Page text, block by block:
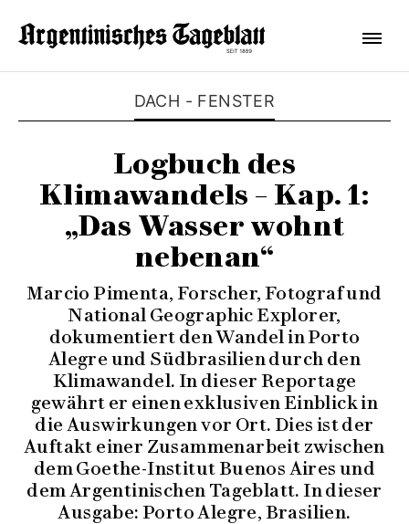
DACH - FENSTER
Logbuch des
Klimawandels – Kap. 1:
„Das Wasser wohnt
nebenan“
Marcio Pimenta, Forscher, Fotograf und
National Geographic Explorer,
dokumentiert den Wandel in Porto
Alegre und Südbrasilien durch den
Klimawandel. In dieser Reportage
gewährt er einen exklusiven Einblick in
die Auswirkungen vor Ort. Dies ist der
Auftakt einer Zusammenarbeit zwischen
dem Goethe-Institut Buenos Aires und
dem Argentinischen Tageblatt. In dieser
Ausgabe: Porto Alegre, Brasilien.